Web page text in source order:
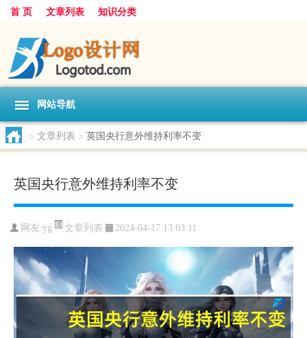
首 页 文章列表 知识分类
网站导航
> 文章列表 > 英国央行意外维持利率不变
英国央行意外维持利率不变
网友:yg 文章列表 2024-04-17 13:03:11